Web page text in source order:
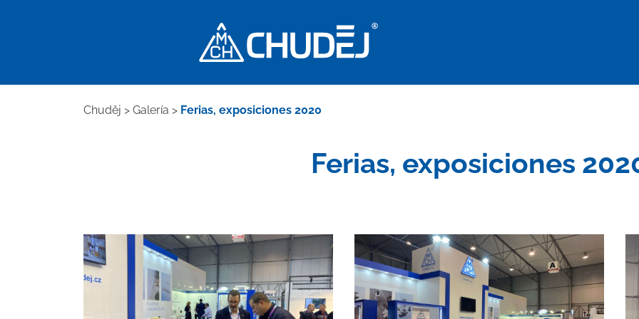
Chuděj > Galería > Ferias, exposiciones 2020
Ferias, exposiciones